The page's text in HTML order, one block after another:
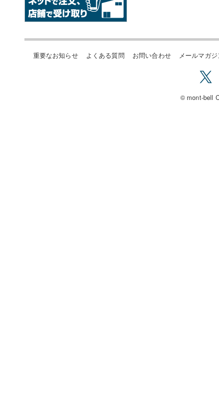
重要なお知らせ よくある質問 お問い合わせ メールマガ
© mont-bell